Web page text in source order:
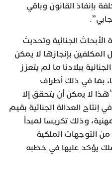
بإنفاذ القانون وباقي
الجنائية وتحديث
المكلفين بإنجازها لا يمكن
ببلادنا ما لم يتعزز
بما في ذلك أطراف
لا يمكن أن يتحقق إلا
إنتاج العدالة الجنائية بقيم
وذلك تكريسا لمبدأ
من التوجهات الملكية
يؤكد عليها في خطبه